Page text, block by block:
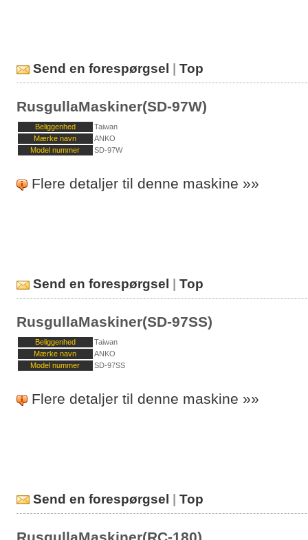
Send en forespørgsel | Top
RusgullaMaskiner(SD-97W)
Beliggenhed
Taiwan
Mærke navn
ANKO
Model nummer
SD-97W
Flere detaljer til denne maskine »»
Send en forespørgsel | Top
RusgullaMaskiner(SD-97SS)
Beliggenhed
Taiwan
Mærke navn
ANKO
Model nummer
SD-97SS
Flere detaljer til denne maskine »»
Send en forespørgsel | Top
RusgullaMaskiner(RC-180)